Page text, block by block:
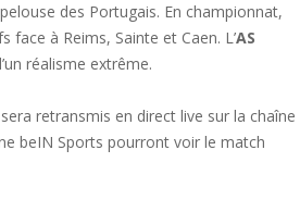
des Portugais. En championnat,
à Reims, Sainte et Caen. L’AS
réalisme extrême.
sera retransmis en direct live sur la chaîne
beIN Sports pourront voir le match